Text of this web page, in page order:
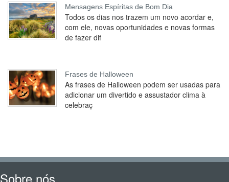
Mensagens Espíritas de Bom Dia
Todos os dias nos trazem um novo acordar e,
com ele, novas oportunidades e novas formas
de fazer dif
Frases de Halloween
As frases de Halloween podem ser usadas para
adicionar um divertido e assustador clima à
celebraç
Sobre nós